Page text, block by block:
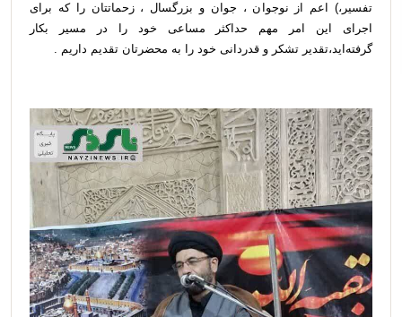
تفسیر،) اعم از نوجوان ، جوان و بزرگسال ، زحماتتان را که برای
اجرای این امر مهم حداکثر مساعی خود را در مسیر بکار
گرفته‌اید،تقدیر تشکر و قدردانی خود را به محضرتان تقدیم داریم .